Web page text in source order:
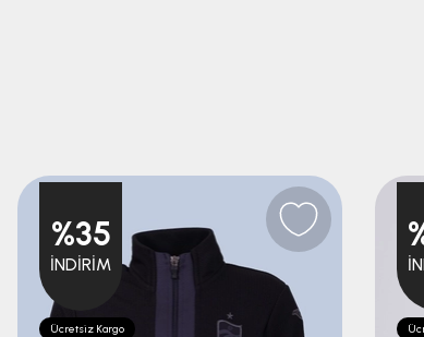
%35
İNDIRIM
Ücretsiz Kargo